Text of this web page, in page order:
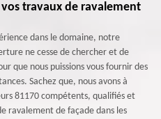
travaux de ravalement
dans le domaine, notre
ne cesse de chercher et de
que nous puissions vous fournir des
Sachez que, nous avons à
81170 compétents, qualifiés et
ravalement de façade dans les